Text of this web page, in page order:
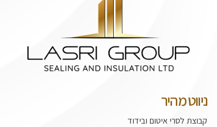
ניווט מהיר
קבוצת לסרי איטום ובידוד